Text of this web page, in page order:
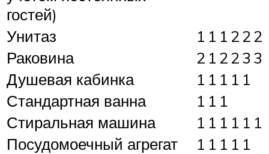
гостей)
Унитаз
1 1 1 222
Раковина
2 1 223 3
Душевая кабинка
1 1 1 1 1
Стандартная ванна
1 1 1
Стиральная машина
1 1 1 1 1 1
Посудомоечный агрегат
1 1 1 1 1